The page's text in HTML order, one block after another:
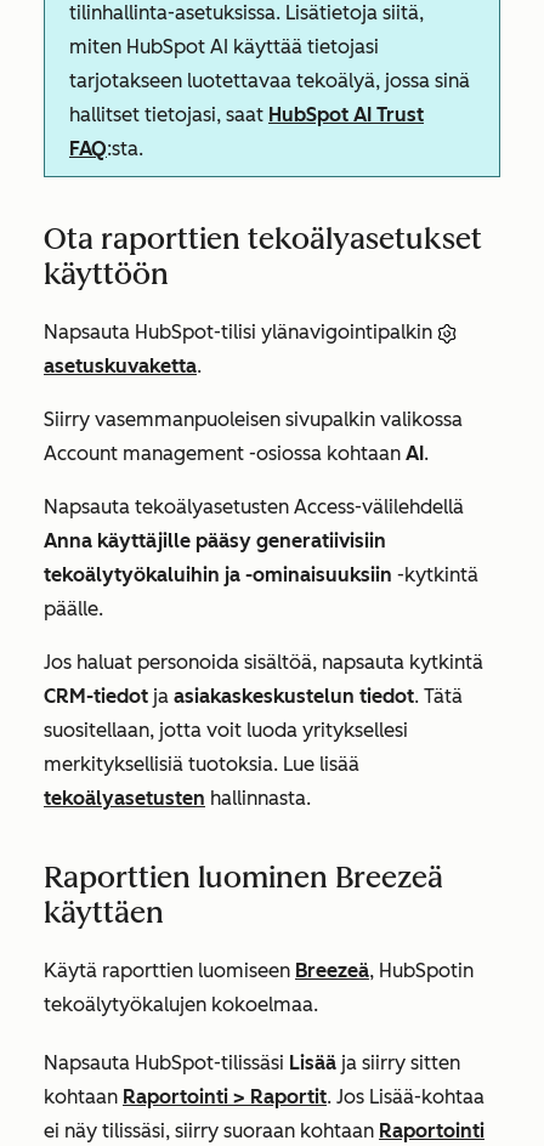
tilinhallinta-asetuksissa. Lisätietoja siitä,
miten HubSpot AI käyttää tietojasi
tarjotakseen luotettavaa tekoälyä, jossa sinä
hallitset tietojasi, saat HubSpot AI Trust
FAQ:sta.
Ota raporttien tekoälyasetukset
käyttöön
Napsauta HubSpot-tilisi ylänavigointipalkin
asetuskuvaketta.
Siirry vasemmanpuoleisen sivupalkin valikossa
Account management -osiossa kohtaan AI.
Napsauta tekoälyasetusten Access-välilehdellä
Anna käyttäjille pääsy generatiivisiin
tekoälytyökaluihin ja -ominaisuuksiin -kytkintä
päälle.
Jos haluat personoida sisältöä, napsauta kytkintä
CRM-tiedot ja asiakaskeskustelun tiedot. Tätä
suositellaan, jotta voit luoda yrityksellesi
merkityksellisiä tuotoksia. Lue lisää
tekoälyasetusten hallinnasta.
Raporttien luominen Breezeä
käyttäen
Käytä raporttien luomiseen Breezeä, HubSpotin
tekoälytyökalujen kokoelmaa.
Napsauta HubSpot-tilissäsi Lisää ja siirry sitten
kohtaan Raportointi > Raportit. Jos Lisää-kohtaa
ei näy tilissäsi, siirry suoraan kohtaan Raportointi